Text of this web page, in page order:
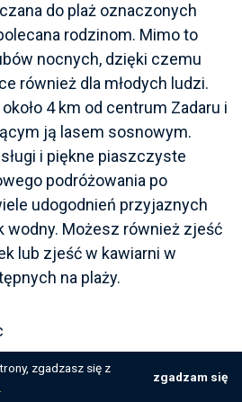
do plaż oznaczonych
rodzinom. Mimo to
nocnych, dzięki czemu
również dla młodych ludzi.
4 km od centrum Zadaru i
ją lasem sosnowym.
i piękne piaszczyste
podróżowania po
udogodnień przyjaznych
wodny. Możesz również zjeść
lub zjeść w kawiarni w
na plaży.
miejsce wśród turystów,
zgadzasz się z
zgadzam się